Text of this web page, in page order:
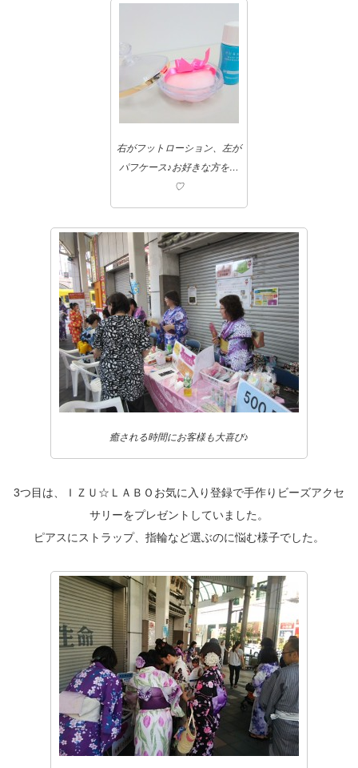
右がフットローション、左が
パフケース♪お好きな方を…
♡
癒される時間にお客様も大喜び♪
3つ目は、ＩＺＵ☆ＬＡＢＯお気に入り登録で手作りビーズアクセ
サリーをプレゼントしていました。
ピアスにストラップ、指輪など選ぶのに悩む様子でした。